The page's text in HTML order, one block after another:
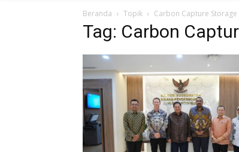
Beranda Topik Carbon Capture Storage
Tag: Carbon